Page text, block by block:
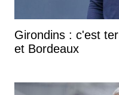
Girondins : c'est
et Bordeaux